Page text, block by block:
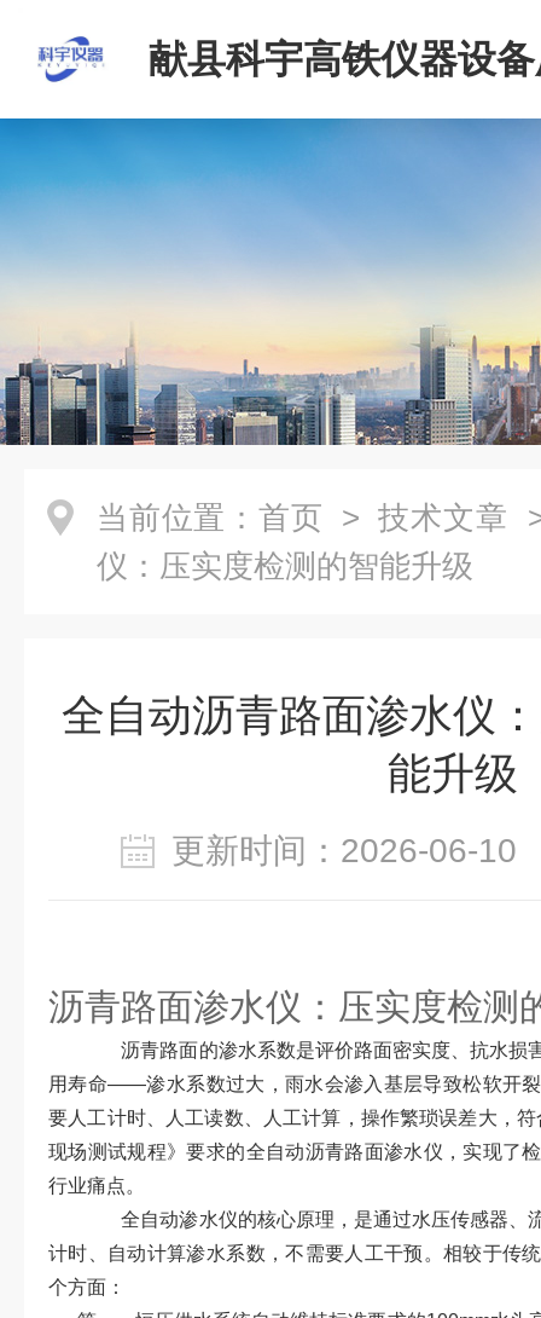
献县科宇高铁仪器设
当前位置： 首页 > 技术文章
仪：压实度检测的智能升级
全自动沥青路面渗水仪
能升级
更新时间：2026-06-
沥青路面渗水仪：压实度检测
沥青路面的渗水系数是评价路面密实度、抗水损
用寿命——渗水系数过大，雨水会渗入基层导致松软开
要人工计时、人工读数、人工计算，操作繁琐误差大，
现场测试规程》要求的全自动沥青路面渗水仪，实现了
行业痛点。
全自动渗水仪的核心原理，是通过水压传感器、
计时、自动计算渗水系数，不需要人工干预。相较于传
个方面：